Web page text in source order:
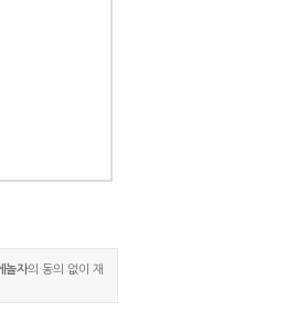
놀자의 동의 없이 재